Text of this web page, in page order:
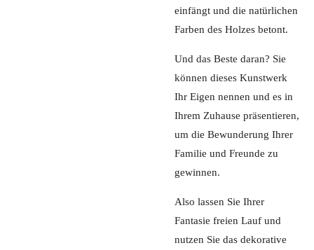
einfängt und die natürlichen
Farben des Holzes betont.
Und das Beste daran? Sie
können dieses Kunstwerk
Ihr Eigen nennen und es in
Ihrem Zuhause präsentieren,
um die Bewunderung Ihrer
Familie und Freunde zu
gewinnen.
Also lassen Sie Ihrer
Fantasie freien Lauf und
nutzen Sie das dekorative